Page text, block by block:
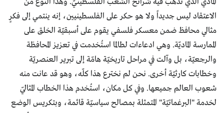
الاعتقاد ليس جديداً ولا هو حكر على الفلسطينيين، إنه ينتمي إلى فكرٍ
مثالي محافظ ضمن معسكر فلسفي يقوم على أسبقيّة الخلق على
الممارسة الماديّة. وهي ادعاءات لطالما استُخدمت في تعزيز المحافظة
والرجعيّة، بل وآلت في مراحل تاريخيّة هامّة إلى تبرير العنصريّة
وخطابات كارثيّة أخرى. نحن لم نخترع هذا كلّه، وهو قد عانت منه
شعوب العالم جميعها. وفي كل مكان، استُخدم هذا الخطاب المثاليّ
لخدمة "البرغماتيّة" المتمثلة بمصالح سياسيّة قائمة، وبتكريس الوضع